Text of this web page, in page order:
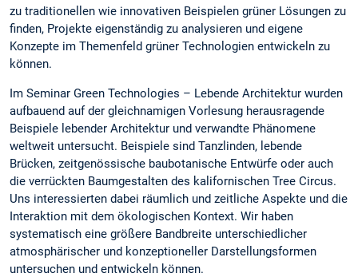
zu traditionellen wie innovativen Beispielen grüner Lösungen zu
finden, Projekte eigenständig zu analysieren und eigene
Konzepte im Themenfeld grüner Technologien entwickeln zu
können.
Im Seminar Green Technologies – Lebende Architektur wurden
aufbauend auf der gleichnamigen Vorlesung herausragende
Beispiele lebender Architektur und verwandte Phänomene
weltweit untersucht. Beispiele sind Tanzlinden, lebende
Brücken, zeitgenössische baubotanische Entwürfe oder auch
die verrückten Baumgestalten des kalifornischen Tree Circus.
Uns interessierten dabei räumlich und zeitliche Aspekte und die
Interaktion mit dem ökologischen Kontext. Wir haben
systematisch eine größere Bandbreite unterschiedlicher
atmosphärischer und konzeptioneller Darstellungsformen
untersuchen und entwickeln können.